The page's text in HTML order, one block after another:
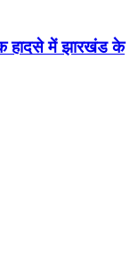
हादसे में झारखंड के